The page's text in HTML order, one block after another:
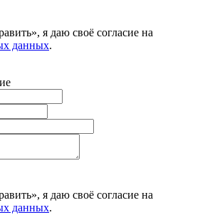
я даю своё согласие на
данных.
я даю своё согласие на
данных.